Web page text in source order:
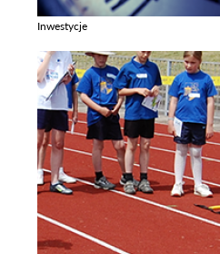
Inwestycje